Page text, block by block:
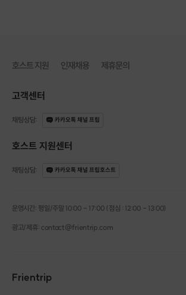
호스트 지원 인재채용 제휴문의
고객센터
채팅상담: 카카오톡 채널 프립
호스트 지원센터
채팅상담: 카카오톡 채널 프립호스트
운영시간: 평일/주말 10:00 - 17:00 (점심 : 12:00 - 13:00)
광고/제휴: contact@frientrip.com
Frientrip